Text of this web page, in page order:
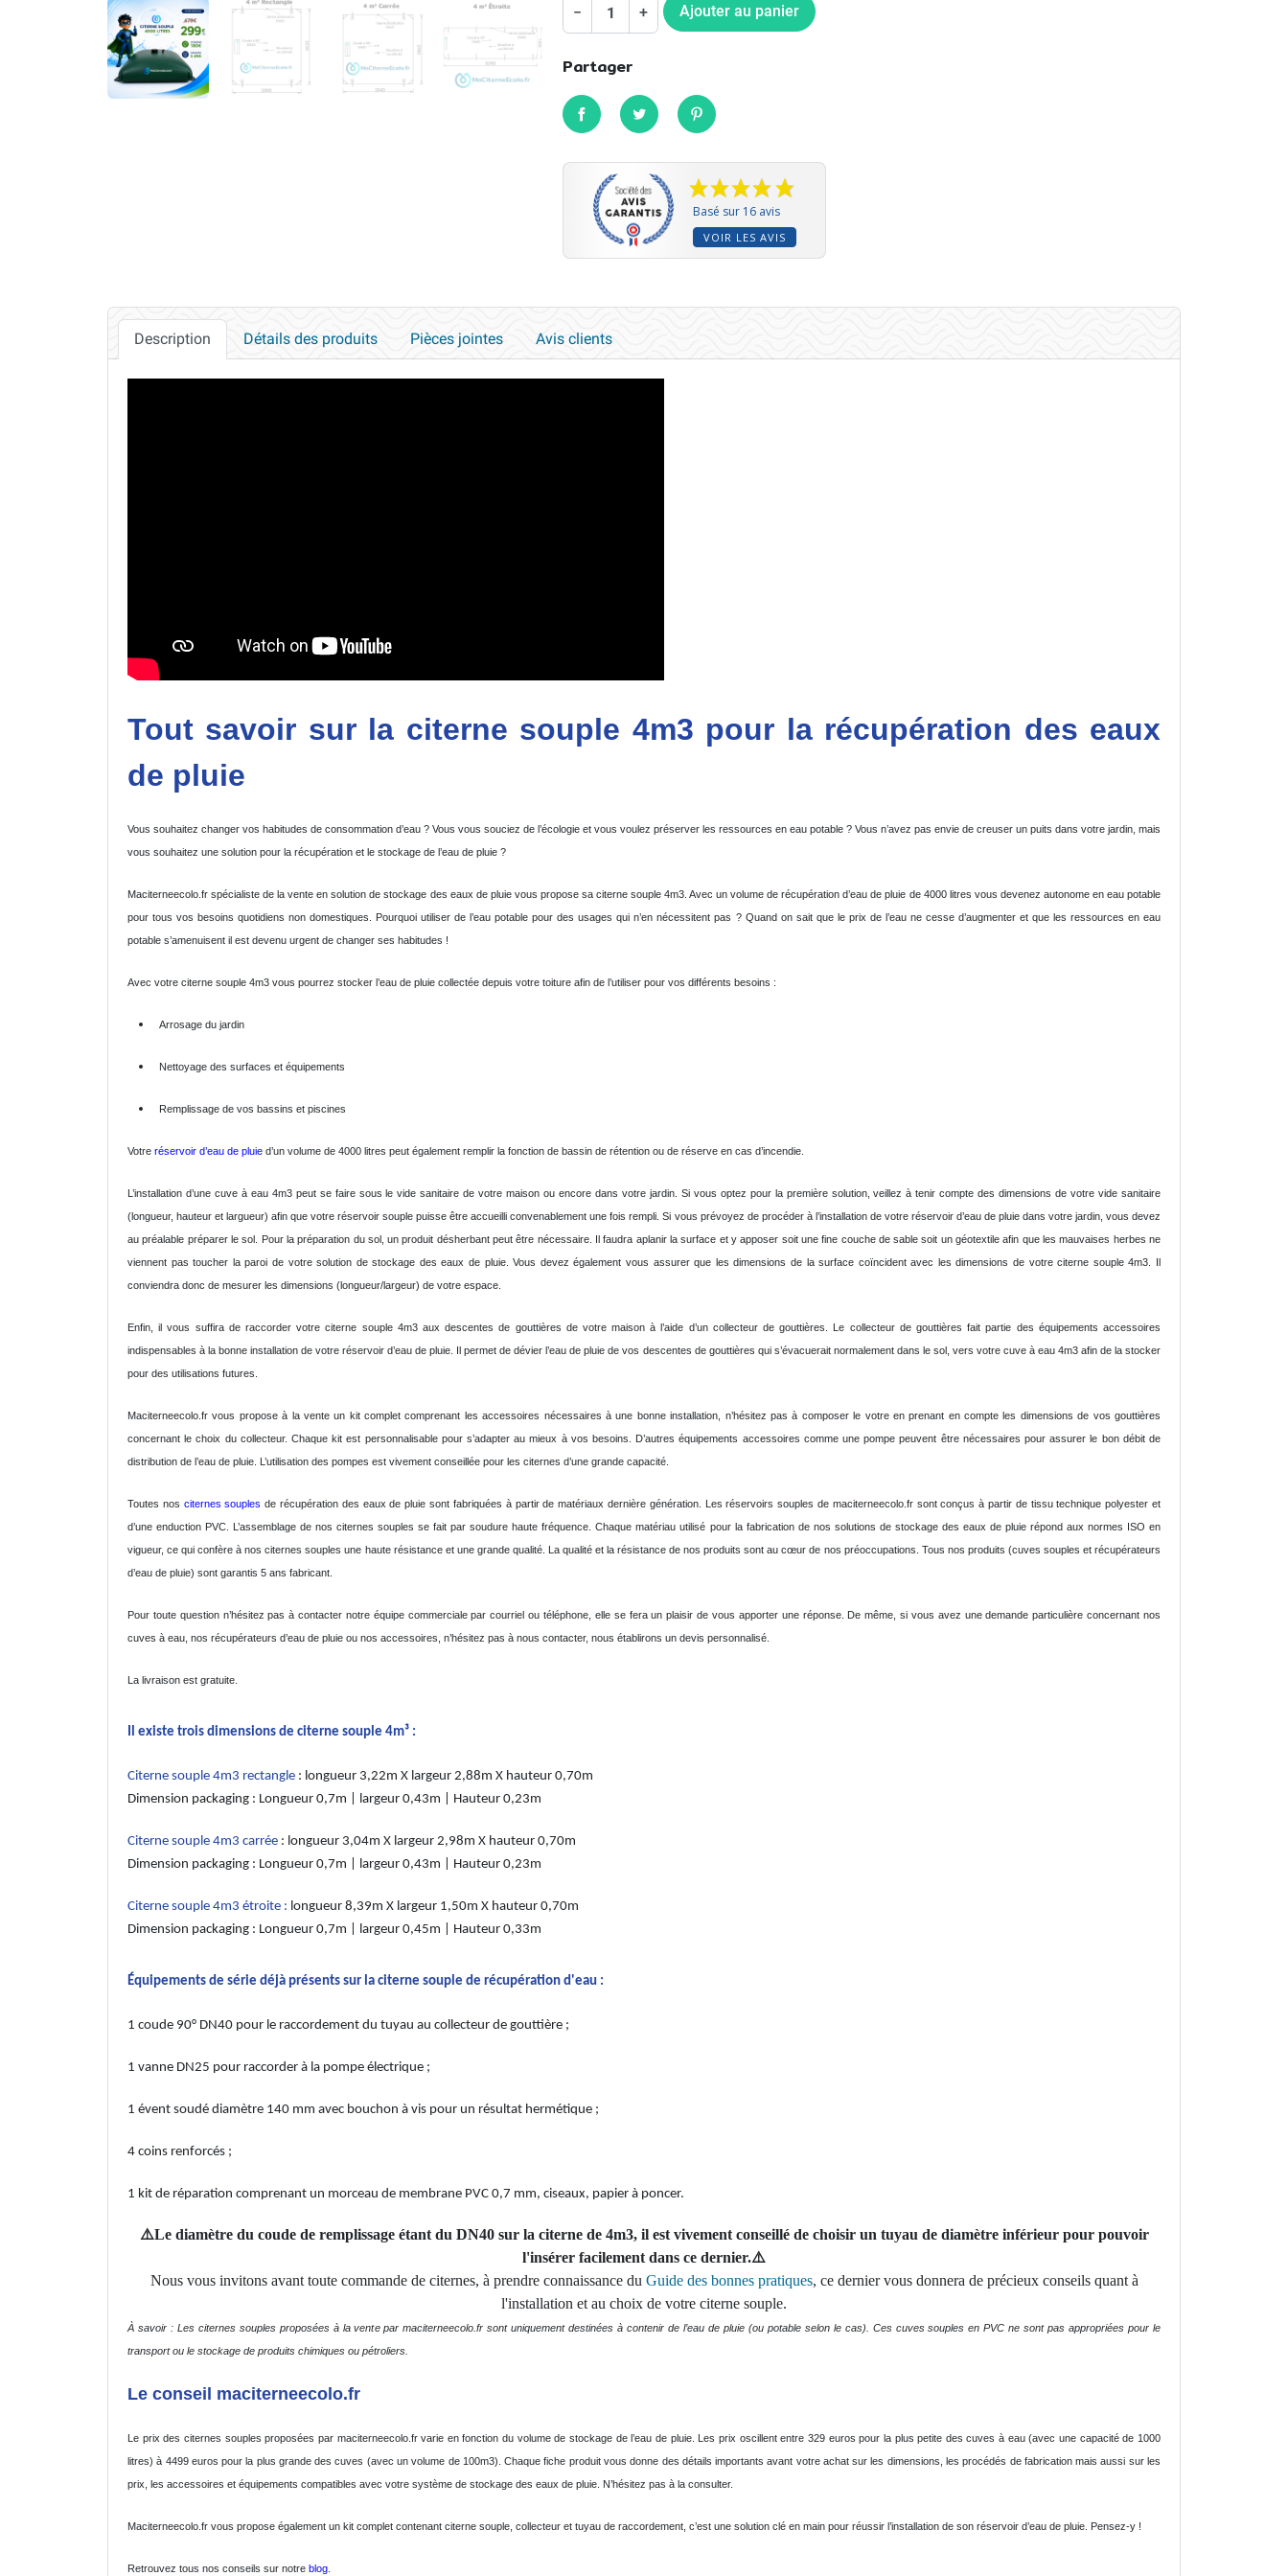
− + Ajouter au panier
Partager
PartagerTweet Pinterest
Basé sur 16 avis
VOIR LES AVIS
Description Détails des produits Pièces jointes Avis clients
Tout savoir sur la citerne souple 4m3 pour la récupération des eaux
de pluie
Vous souhaitez changer vos habitudes de consommation d’eau ? Vous vous souciez de l’écologie et vous voulez préserver les ressources en eau potable ? Vous n’avez pas envie de creuser un puits dans votre jardin, mais
vous souhaitez une solution pour la récupération et le stockage de l’eau de pluie ?
Maciterneecolo.fr spécialiste de la vente en solution de stockage des eaux de pluie vous propose sa citerne souple 4m3. Avec un volume de récupération d’eau de pluie de 4000 litres vous devenez autonome en eau potable
pour tous vos besoins quotidiens non domestiques. Pourquoi utiliser de l’eau potable pour des usages qui n’en nécessitent pas ? Quand on sait que le prix de l’eau ne cesse d’augmenter et que les ressources en eau
potable s’amenuisent il est devenu urgent de changer ses habitudes !
Avec votre citerne souple 4m3 vous pourrez stocker l’eau de pluie collectée depuis votre toiture afin de l’utiliser pour vos différents besoins :
Arrosage du jardin
Nettoyage des surfaces et équipements
Remplissage de vos bassins et piscines
Votre réservoir d’eau de pluie d’un volume de 4000 litres peut également remplir la fonction de bassin de rétention ou de réserve en cas d’incendie.
L’installation d’une cuve à eau 4m3 peut se faire sous le vide sanitaire de votre maison ou encore dans votre jardin. Si vous optez pour la première solution, veillez à tenir compte des dimensions de votre vide sanitaire
(longueur, hauteur et largueur) afin que votre réservoir souple puisse être accueilli convenablement une fois rempli. Si vous prévoyez de procéder à l’installation de votre réservoir d’eau de pluie dans votre jardin, vous devez
au préalable préparer le sol. Pour la préparation du sol, un produit désherbant peut être nécessaire. Il faudra aplanir la surface et y apposer soit une fine couche de sable soit un géotextile afin que les mauvaises herbes ne
viennent pas toucher la paroi de votre solution de stockage des eaux de pluie. Vous devez également vous assurer que les dimensions de la surface coïncident avec les dimensions de votre citerne souple 4m3. Il
conviendra donc de mesurer les dimensions (longueur/largeur) de votre espace.
Enfin, il vous suffira de raccorder votre citerne souple 4m3 aux descentes de gouttières de votre maison à l’aide d’un collecteur de gouttières. Le collecteur de gouttières fait partie des équipements accessoires
indispensables à la bonne installation de votre réservoir d’eau de pluie. Il permet de dévier l’eau de pluie de vos descentes de gouttières qui s’évacuerait normalement dans le sol, vers votre cuve à eau 4m3 afin de la stocker
pour des utilisations futures.
Maciterneecolo.fr vous propose à la vente un kit complet comprenant les accessoires nécessaires à une bonne installation, n’hésitez pas à composer le votre en prenant en compte les dimensions de vos gouttières
concernant le choix du collecteur. Chaque kit est personnalisable pour s’adapter au mieux à vos besoins. D’autres équipements accessoires comme une pompe peuvent être nécessaires pour assurer le bon débit de
distribution de l’eau de pluie. L’utilisation des pompes est vivement conseillée pour les citernes d’une grande capacité.
Toutes nos citernes souples de récupération des eaux de pluie sont fabriquées à partir de matériaux dernière génération. Les réservoirs souples de maciterneecolo.fr sont conçus à partir de tissu technique polyester et
d’une enduction PVC. L’assemblage de nos citernes souples se fait par soudure haute fréquence. Chaque matériau utilisé pour la fabrication de nos solutions de stockage des eaux de pluie répond aux normes ISO en
vigueur, ce qui confère à nos citernes souples une haute résistance et une grande qualité. La qualité et la résistance de nos produits sont au cœur de nos préoccupations. Tous nos produits (cuves souples et récupérateurs
d’eau de pluie) sont garantis 5 ans fabricant.
Pour toute question n’hésitez pas à contacter notre équipe commerciale par courriel ou téléphone, elle se fera un plaisir de vous apporter une réponse. De même, si vous avez une demande particulière concernant nos
cuves à eau, nos récupérateurs d’eau de pluie ou nos accessoires, n’hésitez pas à nous contacter, nous établirons un devis personnalisé.
La livraison est gratuite.
Il existe trois dimensions de citerne souple 4m³ :
Citerne souple 4m3 rectangle : longueur 3,22m X largeur 2,88m X hauteur 0,70m
Dimension packaging : Longueur 0,7m | largeur 0,43m | Hauteur 0,23m
Citerne souple 4m3 carrée : longueur 3,04m X largeur 2,98m X hauteur 0,70m
Dimension packaging : Longueur 0,7m | largeur 0,43m | Hauteur 0,23m
Citerne souple 4m3 étroite : longueur 8,39m X largeur 1,50m X hauteur 0,70m
Dimension packaging : Longueur 0,7m | largeur 0,45m | Hauteur 0,33m
Équipements de série déjà présents sur la citerne souple de récupération d'eau :
1 coude 90° DN40 pour le raccordement du tuyau au collecteur de gouttière ;
1 vanne DN25 pour raccorder à la pompe électrique ;
1 évent soudé diamètre 140 mm avec bouchon à vis pour un résultat hermétique ;
4 coins renforcés ;
1 kit de réparation comprenant un morceau de membrane PVC 0,7 mm, ciseaux, papier à poncer.
⚠️Le diamètre du coude de remplissage étant du DN40 sur la citerne de 4m3, il est vivement conseillé de choisir un tuyau de diamètre inférieur pour pouvoir
l'insérer facilement dans ce dernier.⚠️
Nous vous invitons avant toute commande de citernes, à prendre connaissance du Guide des bonnes pratiques, ce dernier vous donnera de précieux conseils quant à
l'installation et au choix de votre citerne souple.
À savoir : Les citernes souples proposées à la vente par maciterneecolo.fr sont uniquement destinées à contenir de l’eau de pluie (ou potable selon le cas). Ces cuves souples en PVC ne sont pas appropriées pour le
transport ou le stockage de produits chimiques ou pétroliers.
Le conseil maciterneecolo.fr
Le prix des citernes souples proposées par maciterneecolo.fr varie en fonction du volume de stockage de l’eau de pluie. Les prix oscillent entre 329 euros pour la plus petite des cuves à eau (avec une capacité de 1000
litres) à 4499 euros pour la plus grande des cuves (avec un volume de 100m3). Chaque fiche produit vous donne des détails importants avant votre achat sur les dimensions, les procédés de fabrication mais aussi sur les
prix, les accessoires et équipements compatibles avec votre système de stockage des eaux de pluie. N’hésitez pas à la consulter.
Maciterneecolo.fr vous propose également un kit complet contenant citerne souple, collecteur et tuyau de raccordement, c’est une solution clé en main pour réussir l’installation de son réservoir d’eau de pluie. Pensez-y !
Retrouvez tous nos conseils sur notre blog